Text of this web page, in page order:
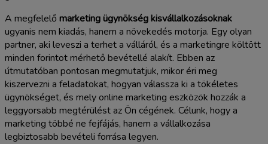
A megfelelő marketing ügynökség kisvállalkozásoknak
ugyanis nem kiadás, hanem a növekedés motorja. Egy olyan
partner, aki leveszi a terhet a válláról, és a marketingre költött
minden forintot mérhető bevétellé alakít. Ebben az
útmutatóban pontosan megmutatjuk, mikor éri meg
kiszervezni a feladatokat, hogyan válassza ki a tökéletes
ügynökséget, és mely online marketing eszközök hozzák a
leggyorsabb megtérülést az Ön cégének. Célunk, hogy a
marketing többé ne fejfájás, hanem a vállalkozása
legbiztosabb bevételi forrása legyen.